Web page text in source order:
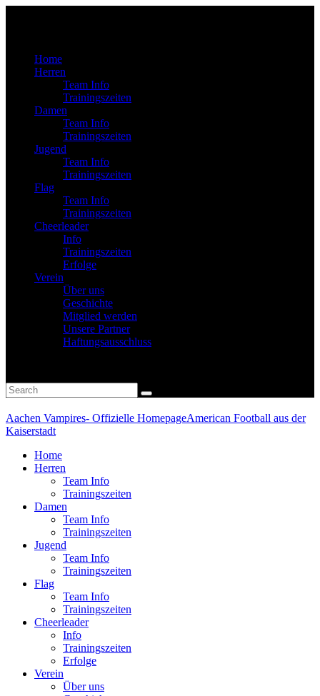
Home
Herren
Team Info
Trainingszeiten
Damen
Team Info
Trainingszeiten
Jugend
Team Info
Trainingszeiten
Flag
Team Info
Trainingszeiten
Cheerleader
Info
Trainingszeiten
Erfolge
Verein
Über uns
Geschichte
Mitglied werden
Unsere Partner
Haftungsausschluss
Aachen Vampires- Offizielle HomepageAmerican Football aus der
Kaiserstadt
Home
Herren
Team Info
Trainingszeiten
Damen
Team Info
Trainingszeiten
Jugend
Team Info
Trainingszeiten
Flag
Team Info
Trainingszeiten
Cheerleader
Info
Trainingszeiten
Erfolge
Verein
Über uns